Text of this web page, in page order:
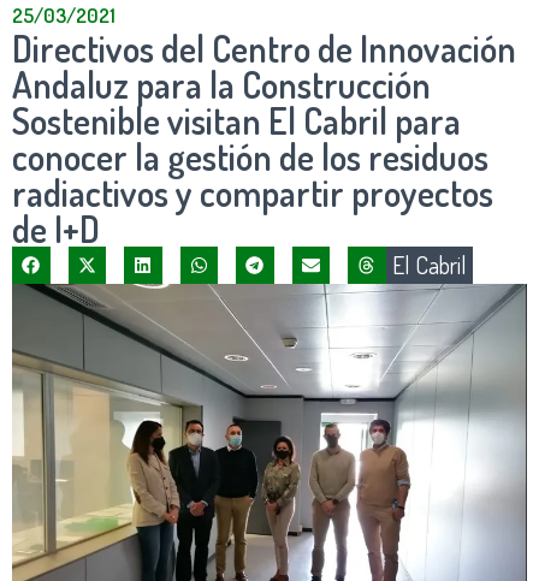
25/03/2021
Directivos del Centro de Innovación
Andaluz para la Construcción
Sostenible visitan El Cabril para
conocer la gestión de los residuos
radiactivos y compartir proyectos
de I+D
El Cabril